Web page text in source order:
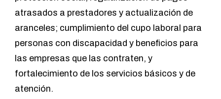
atrasados a prestadores y actualización de
aranceles; cumplimiento del cupo laboral para
personas con discapacidad y beneficios para
las empresas que las contraten, y
fortalecimiento de los servicios básicos y de
atención.